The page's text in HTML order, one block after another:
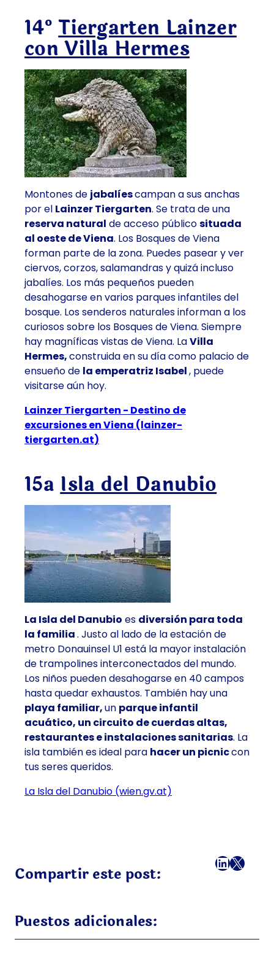
14ºTiergarten Lainzer
con Villa Hermes
Montones de jabalíescampan a sus anchas
por el Lainzer Tiergarten. Se trata de una
reserva natural de acceso públicosituada
al oeste de Viena. Los Bosques de Viena
forman parte de la zona. Puedes pasear y ver
ciervos, corzos, salamandras y quizá incluso
jabalíes. Los más pequeños pueden
desahogarse en varios parques infantiles del
bosque. Los senderos naturales informan a los
curiosos sobre los Bosques de Viena. Siempre
hay magníficas vistas de Viena. LaVilla
Hermes,construida en su día como palacio de
ensueño de la emperatriz Isabel, puede
visitarse aún hoy.
Lainzer Tiergarten - Destino de
excursiones en Viena (lainzer-
tiergarten.at)
15ªIsla del Danubio
La Isla del Danubio es diversión para toda
la familia. Justo al lado de laestación de
metro Donauinsel U1 está la mayor instalación
de trampolines interconectados del mundo.
Los niños pueden desahogarse en 40 campos
hasta quedar exhaustos. También hay una
playa familiar,un parque infantil
acuático, un circuito de cuerdas altas,
restaurantes e instalaciones sanitarias. La
isla también es ideal para hacer un picniccon
tus seres queridos.
La Isla del Danubio (wien.gv.at)
Compartir este post:
Facebook
LinkedIn
X
Puestos adicionales: